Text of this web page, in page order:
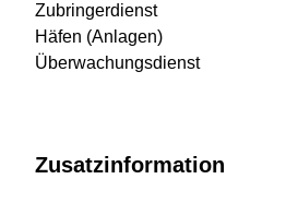
Zubringerdienst
Häfen (Anlagen)
Überwachungsdienst
Zusatzinformation